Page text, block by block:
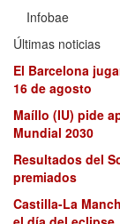
Infobae
Últimas noticias
El Barcelona
16 de agosto
Maíllo (IU) pide
Mundial 2030
Resultados del
premiados
Castilla-La